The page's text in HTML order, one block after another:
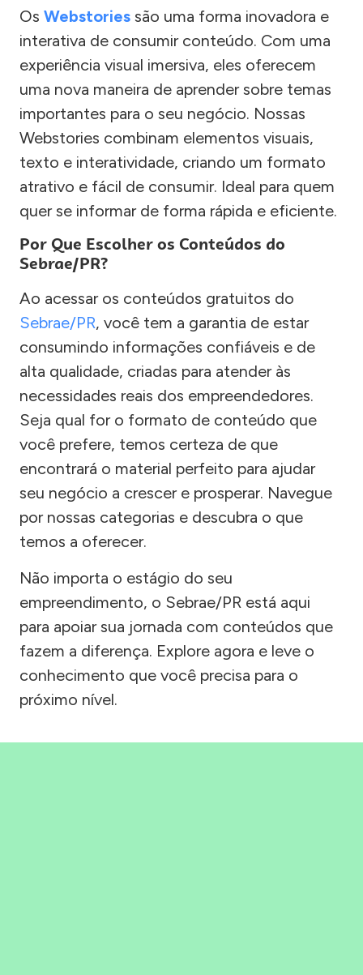
Os Webstories são uma forma inovadora e
interativa de consumir conteúdo. Com uma
experiência visual imersiva, eles oferecem
uma nova maneira de aprender sobre temas
importantes para o seu negócio. Nossas
Webstories combinam elementos visuais,
texto e interatividade, criando um formato
atrativo e fácil de consumir. Ideal para quem
quer se informar de forma rápida e eficiente.
Por Que Escolher os Conteúdos do
Sebrae/PR?
Ao acessar os conteúdos gratuitos do
Sebrae/PR, você tem a garantia de estar
consumindo informações confiáveis e de
alta qualidade, criadas para atender às
necessidades reais dos empreendedores.
Seja qual for o formato de conteúdo que
você prefere, temos certeza de que
encontrará o material perfeito para ajudar
seu negócio a crescer e prosperar. Navegue
por nossas categorias e descubra o que
temos a oferecer.
Não importa o estágio do seu
empreendimento, o Sebrae/PR está aqui
para apoiar sua jornada com conteúdos que
fazem a diferença. Explore agora e leve o
conhecimento que você precisa para o
próximo nível.